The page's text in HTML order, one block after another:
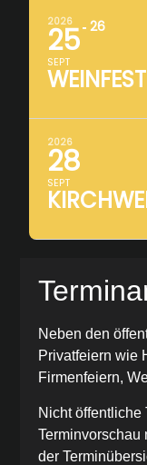
2026
25
SEPT
26
2026
28
SEPT
Neben den
Privatfeiern wie
Firmenfeiern,
Nicht öffentliche
Terminvorschau
der